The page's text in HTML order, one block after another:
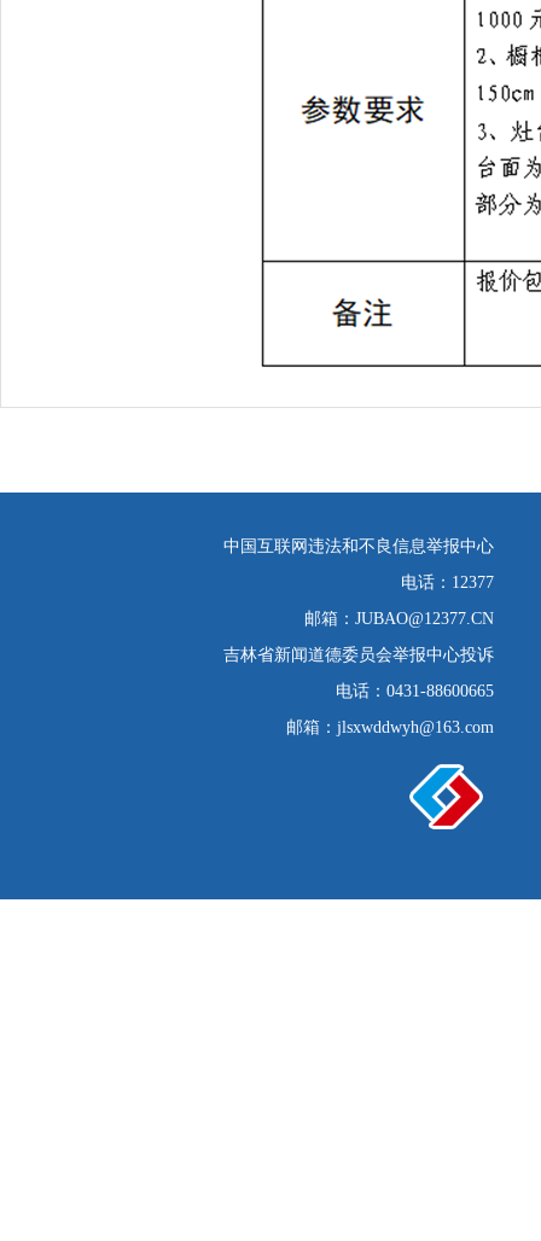
中国互联网违法和不良信息举报中心
电话：12377
邮箱：JUBAO@12377.CN
吉林省新闻道德委员会举报中心投诉
电话：0431-88600665
邮箱：jlsxwddwyh@163.com